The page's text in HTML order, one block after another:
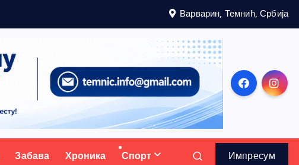
Варварин, Темнић, Србија
Забава Хроника Спорт Импресум